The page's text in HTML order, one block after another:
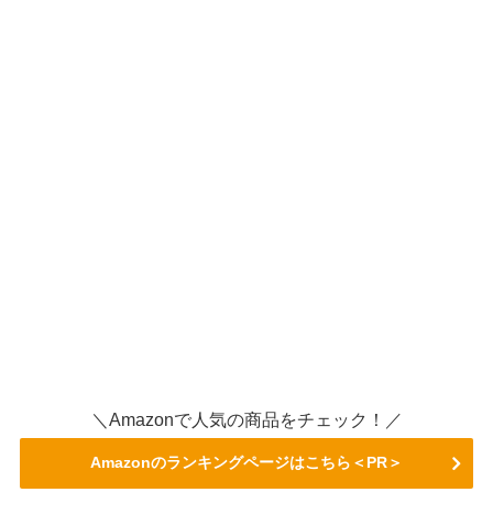
＼Amazonで人気の商品をチェック！／
Amazonのランキングページはこちら＜PR＞